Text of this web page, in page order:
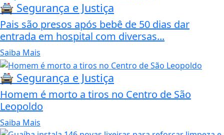
🚔 Segurança e Justiça
Pais são presos após bebê de 50 dias dar
entrada em hospital com diversas...
Saiba Mais
🚔 Segurança e Justiça
Homem é morto a tiros no Centro de São
Leopoldo
Saiba Mais